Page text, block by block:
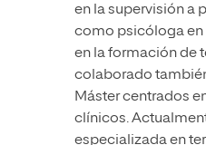
en la supervisión a
como psicóloga en
en la formación de
colaborado
Máster centrados
clínicos.
especializada en